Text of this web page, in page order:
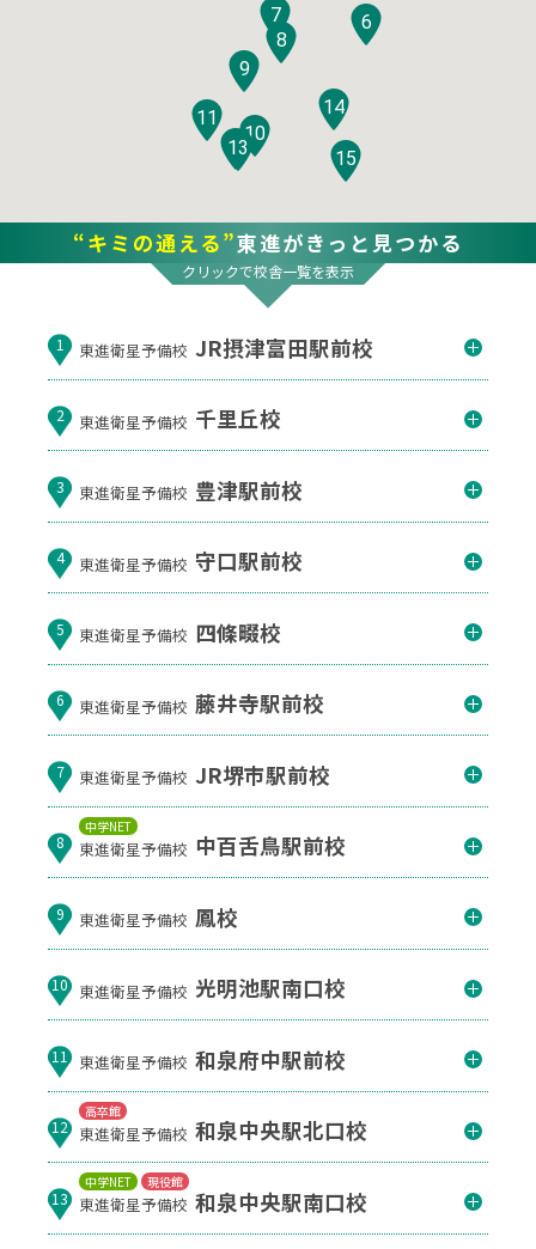
6
7
8
9
10
11
12
13
14
15
“キミの通える”東進がきっと見つかる
クリックで校舎一覧を表示
1 東進衛星予備校 JR摂津富田駅前校
2 東進衛星予備校 千里丘校
3 東進衛星予備校 豊津駅前校
4 東進衛星予備校 守口駅前校
5 東進衛星予備校 四條畷校
6 東進衛星予備校 藤井寺駅前校
7 東進衛星予備校 JR堺市駅前校
中学NET
8 東進衛星予備校 中百舌鳥駅前校
9 東進衛星予備校 鳳校
10 東進衛星予備校 光明池駅南口校
11 東進衛星予備校 和泉府中駅前校
高卒館
12 東進衛星予備校 和泉中央駅北口校
中学NET 現役館
13 東進衛星予備校 和泉中央駅南口校